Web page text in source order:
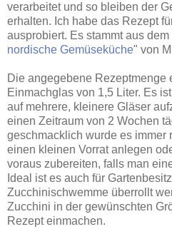
verarbeitet und so bleiben der
erhalten. Ich habe das Rezept
ausprobiert. Es stammt aus
nordische Gemüseküche" von
Die angegebene Rezeptmenge
Einmachglas von 1,5 Liter. Es
auf mehrere, kleinere Gläser
einen Zeitraum von 2 Wochen
geschmacklich wurde es immer
einen kleinen Vorrat anlegen
voraus zubereiten, falls man
Ideal ist es auch für
Zucchinischwemme überrollt
Zucchini in der gewünschten
Rezept einmachen.